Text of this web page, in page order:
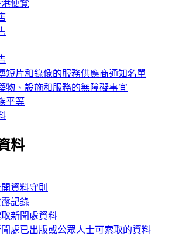
便覽
短片和錄像的服務供應商通知名單
物、設施和服務的無障礙事宜
平等
料
資料守則
記錄
取新聞處資料
處已出版或公眾人士可索取的資料